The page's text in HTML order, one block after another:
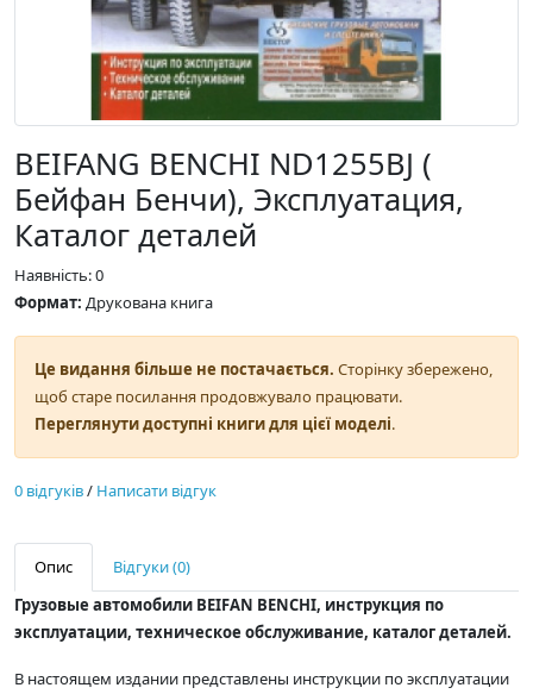
BEIFANG BENCHI ND1255BJ (
Бейфан Бенчи), Эксплуатация,
Каталог деталей
Наявність: 0
Формат: Друкована книга
Це видання більше не постачається. Сторінку збережено,
щоб старе посилання продовжувало працювати.
Переглянути доступні книги для цієї моделі.
0 відгуків/ Написати відгук
Опис
Відгуки (0)
Грузовые автомобили BEIFAN BENCHI, инструкция по
эксплуатации, техническое обслуживание, каталог деталей.
В настоящем издании представлены инструкции по эксплуатации